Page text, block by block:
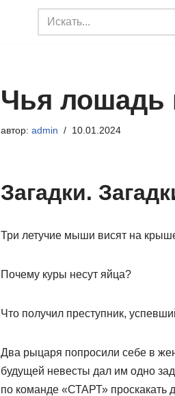
Чья лошадь
автор: admin 10.01.2024
Загадки.
Три летучие мыши висят на
Почему куры несут яйца?
Что получил преступник,
Два рыцаря попросили себе в
будущей невесты дал им одно
по команде «СТАРТ» проскакать